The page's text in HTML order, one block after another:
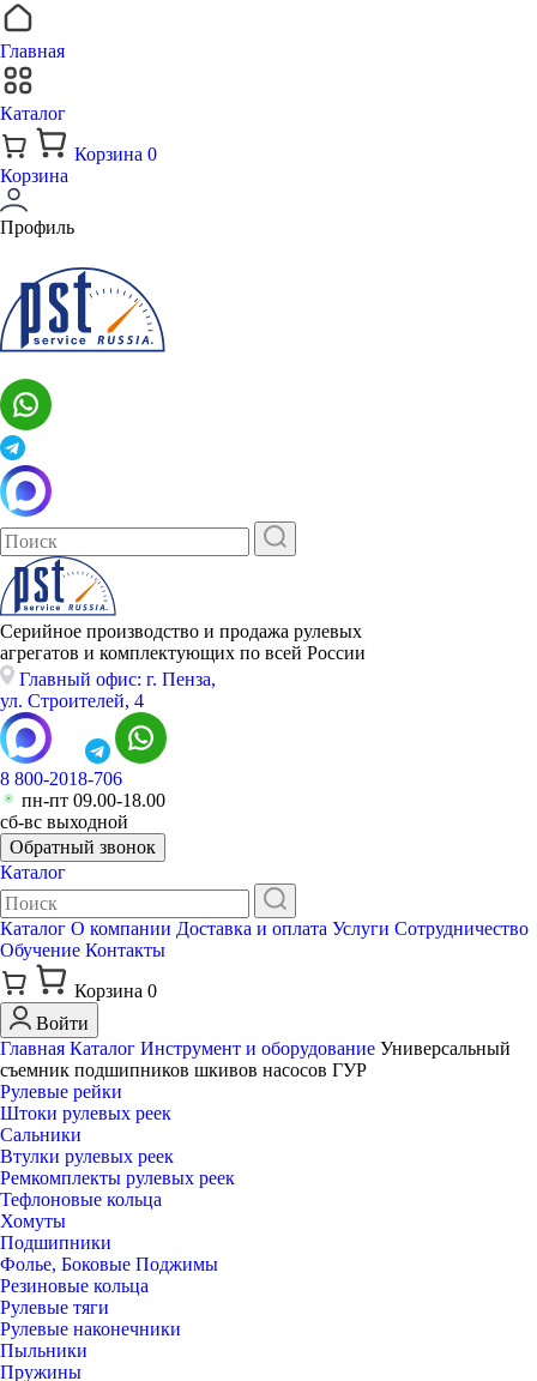
Главная
Каталог
Корзина 0
Корзина
Профиль
Серийное производство и продажа рулевых
агрегатов и комплектующих по всей России
Главный офис: г. Пенза,
ул. Строителей, 4
8 800-2018-706
пн-пт 09.00-18.00
сб-вс выходной
Обратный звонок
Каталог
Каталог О компании Доставка и оплата Услуги Сотрудничество
Обучение Контакты
Корзина 0
Войти
Главная Каталог Инструмент и оборудование Универсальный
съемник подшипников шкивов насосов ГУР
Рулевые рейки
Штоки рулевых реек
Сальники
Втулки рулевых реек
Ремкомплекты рулевых реек
Тефлоновые кольца
Хомуты
Подшипники
Фолье, Боковые Поджимы
Резиновые кольца
Рулевые тяги
Рулевые наконечники
Пыльники
Пружины